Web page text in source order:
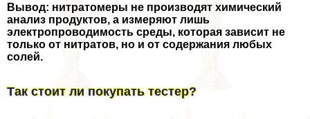
Вывод: нитратомеры не производят химический
анализ продуктов, а измеряют лишь
электропроводимость среды, которая зависит не
только от нитратов, но и от содержания любых
солей.
Так стоит ли покупать тестер?